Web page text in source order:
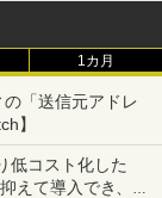
1カ月
「送信元アドレ
】
低コスト化した
えて導入でき、